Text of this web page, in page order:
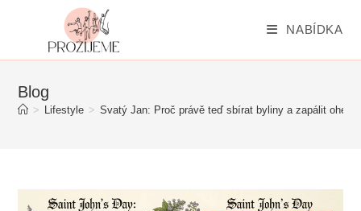
NABÍDKA
Blog
> Lifestyle > Svatý Jan: Proč právě teď sbírat byliny a zapálit oheň